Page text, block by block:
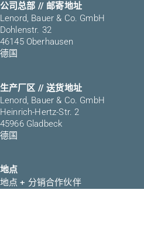
公司总部 // 邮寄地址
Lenord, Bauer & Co. GmbH
Dohlenstr. 32
46145 Oberhausen
德国
生产厂区 // 送货地址
Lenord, Bauer & Co. GmbH
Heinrich-Hertz-Str. 2
45966 Gladbeck
德国
地点
地点 + 分销合作伙伴